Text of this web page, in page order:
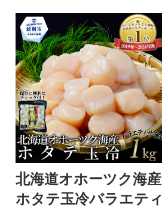
北海道オホーツク海産
ホタテ玉冷バラエティ